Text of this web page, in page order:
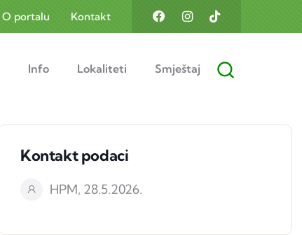
O portalu Kontakt
Info Lokaliteti Smještaj
Kontakt podaci
HPM, 28.5.2026.